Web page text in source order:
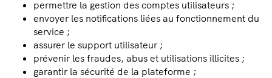
permettre la gestion des comptes utilisateurs ;
envoyer les notifications liées au fonctionnement du
service ;
assurer le support utilisateur ;
prévenir les fraudes, abus et utilisations illicites ;
garantir la sécurité de la plateforme ;